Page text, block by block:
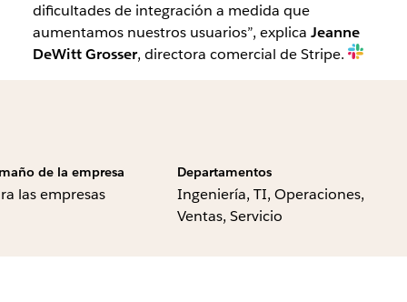
dificultades de integración a medida que
aumentamos nuestros usuarios”, explica Jeanne
DeWitt Grosser, directora comercial de Stripe.
de la empresa
las empresas
Departamentos
Ingeniería, TI, Operaciones,
Ventas, Servicio